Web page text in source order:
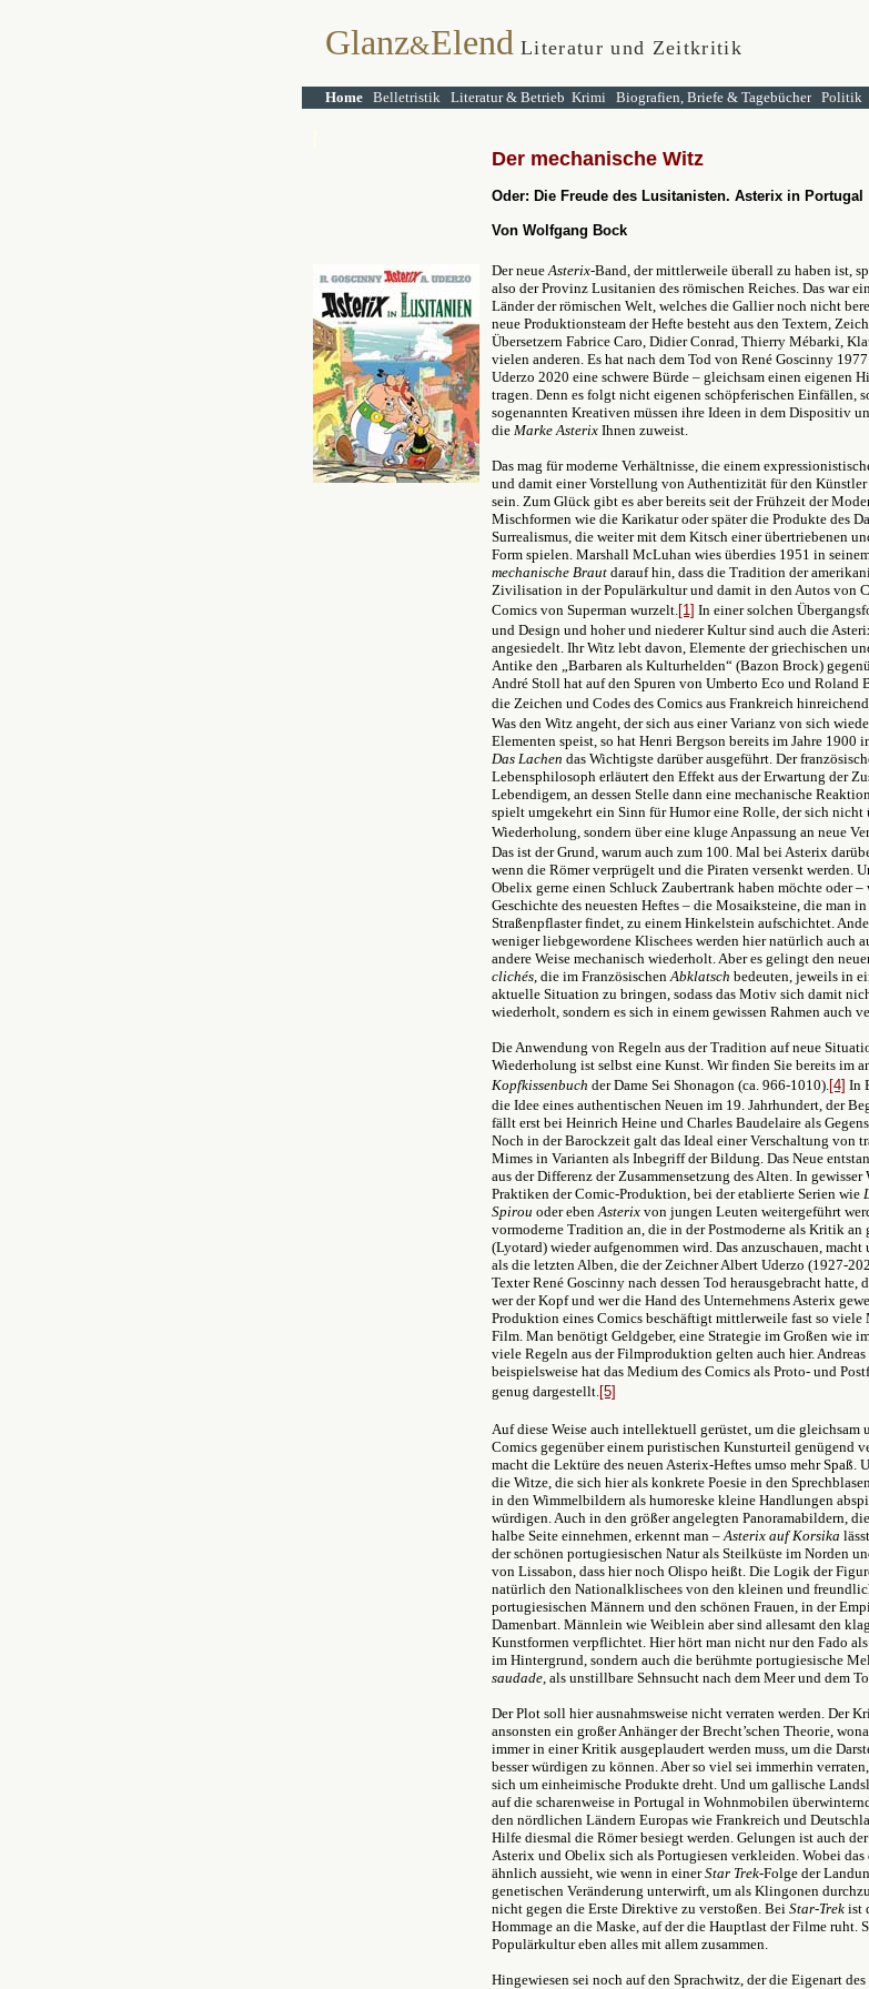
Glanz&Elend Literatur und Zeitkritik
Home Belletristik Literatur & Betrieb Krimi Biografien, Briefe & Tagebücher Politik
Der mechanische Witz
Oder: Die Freude des Lusitanisten. Asterix in Portugal
Von Wolfgang Bock
Der neueAsterix-Band, der mittlerweile überall zu haben ist,
also der Provinz Lusitanien des römischen Reiches. Das war
Länder der römischen Welt, welches die Gallier noch nicht
neue Produktionsteam der Hefte besteht aus den Textern,
Übersetzern Fabrice Caro, Didier Conrad, Thierry Mébarki,
vielen anderen. Es hat nach dem Tod von René Goscinny
Uderzo 2020 eine schwere Bürde – gleichsam einen eigenen
tragen. Denn es folgt nicht eigenen schöpferischen Einfällen,
sogenannten Kreativen müssen ihre Ideen in dem Dispositiv
die Marke Asterix Ihnen zuweist.
Das mag für moderne Verhältnisse, die einem
und damit einer Vorstellung von Authentizität für den
sein. Zum Glück gibt es aber bereits seit der Frühzeit der
Mischformen wie die Karikatur oder später die Produkte des
Surrealismus, die weiter mit dem Kitsch einer übertriebenen
Form spielen. Marshall McLuhan wies überdies 1951 in
mechanische Braut darauf hin, dass die Tradition der
Zivilisation in der Populärkultur und damit in den Autos von
Comics von Superman wurzelt.[1] In einer solchen
und Design und hoher und niederer Kultur sind auch die
angesiedelt. Ihr Witz lebt davon, Elemente der griechischen
Antike den „Barbaren als Kulturhelden“ (Bazon Brock)
André Stoll hat auf den Spuren von Umberto Eco und Roland
die Zeichen und Codes des Comics aus Frankreich
Was den Witz angeht, der sich aus einer Varianz von sich
Elementen speist, so hat Henri Bergson bereits im Jahre 1900
Das Lachen das Wichtigste darüber ausgeführt. Der
Lebensphilosoph erläutert den Effekt aus der Erwartung der
Lebendigem, an dessen Stelle dann eine mechanische
spielt umgekehrt ein Sinn für Humor eine Rolle, der sich nicht
Wiederholung, sondern über eine kluge Anpassung an neue
Das ist der Grund, warum auch zum 100. Mal bei Asterix
wenn die Römer verprügelt und die Piraten versenkt werden.
Obelix gerne einen Schluck Zaubertrank haben möchte oder –
Geschichte des neuesten Heftes – die Mosaiksteine, die man
Straßenpflaster findet, zu einem Hinkelstein aufschichtet.
weniger liebgewordene Klischees werden hier natürlich auch
andere Weise mechanisch wiederholt. Aber es gelingt den
clichés, die im FranzösischenAbklatsch bedeuten, jeweils in
aktuelle Situation zu bringen, sodass das Motiv sich damit
wiederholt, sondern es sich in einem gewissen Rahmen auch
Die Anwendung von Regeln aus der Tradition auf neue
Wiederholung ist selbst eine Kunst. Wir finden Sie bereits im
Kopfkissenbuch der Dame Sei Shonagon (ca. 966-1010).[4] In
die Idee eines authentischen Neuen im 19. Jahrhundert, der
fällt erst bei Heinrich Heine und Charles Baudelaire als
Noch in der Barockzeit galt das Ideal einer Verschaltung von
Mimes in Varianten als Inbegriff der Bildung. Das Neue
aus der Differenz der Zusammensetzung des Alten. In
Praktiken der Comic-Produktion, bei der etablierte Serien wie
Spirou oder ebenAsterix von jungen Leuten weitergeführt
vormoderne Tradition an, die in der Postmoderne als Kritik an
(Lyotard) wieder aufgenommen wird. Das anzuschauen, macht
als die letzten Alben, die der Zeichner Albert Uderzo (1927-
Texter René Goscinny nach dessen Tod herausgebracht hatte,
wer der Kopf und wer die Hand des Unternehmens Asterix
Produktion eines Comics beschäftigt mittlerweile fast so viele
Film. Man benötigt Geldgeber, eine Strategie im Großen wie
viele Regeln aus der Filmproduktion gelten auch hier. Andreas
beispielsweise hat das Medium des Comics als Proto- und
genug dargestellt.[5]
Auf diese Weise auch intellektuell gerüstet, um die gleichsam
Comics gegenüber einem puristischen Kunsturteil genügend
macht die Lektüre des neuen Asterix-Heftes umso mehr Spaß.
die Witze, die sich hier als konkrete Poesie in den
in den Wimmelbildern als humoreske kleine Handlungen
würdigen. Auch in den größer angelegten Panoramabildern,
halbe Seite einnehmen, erkennt man –Asterix auf Korsika
der schönen portugiesischen Natur als Steilküste im Norden
von Lissabon, dass hier noch Olispo heißt. Die Logik der
natürlich den Nationalklischees von den kleinen und
portugiesischen Männern und den schönen Frauen, in der
Damenbart. Männlein wie Weiblein aber sind allesamt den
Kunstformen verpflichtet. Hier hört man nicht nur den Fado
im Hintergrund, sondern auch die berühmte portugiesische
saudade, als unstillbare Sehnsucht nach dem Meer und dem
Der Plot soll hier ausnahmsweise nicht verraten werden. Der
ansonsten ein großer Anhänger der Brecht’schen Theorie,
immer in einer Kritik ausgeplaudert werden muss, um die
besser würdigen zu können. Aber so viel sei immerhin
sich um einheimische Produkte dreht. Und um gallische
auf die scharenweise in Portugal in Wohnmobilen
den nördlichen Ländern Europas wie Frankreich und
Hilfe diesmal die Römer besiegt werden. Gelungen ist auch
Asterix und Obelix sich als Portugiesen verkleiden. Wobei
ähnlich aussieht, wie wenn in einerStar Trek-Folge der
genetischen Veränderung unterwirft, um als Klingonen
nicht gegen die Erste Direktive zu verstoßen. Bei Star-Trek ist
Hommage an die Maske, auf der die Hauptlast der Filme ruht.
Populärkultur eben alles mit allem zusammen.
Hingewiesen sei noch auf den Sprachwitz, der die Eigenart